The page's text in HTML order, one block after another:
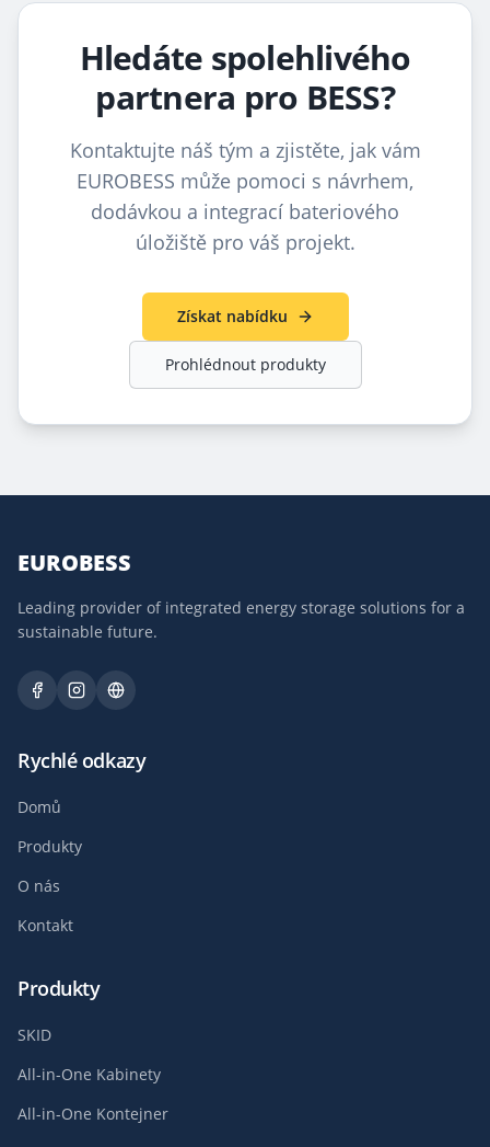
Hledáte spolehlivého
partnera pro BESS?
Kontaktujte náš tým a zjistěte, jak vám
EUROBESS může pomoci s návrhem,
dodávkou a integrací bateriového
úložiště pro váš projekt.
Získat nabídku
Prohlédnout produkty
EUROBESS
Leading provider of integrated energy storage solutions for a
sustainable future.
Rychlé odkazy
Domů
Produkty
O nás
Kontakt
Produkty
SKID
All-in-One Kabinety
All-in-One Kontejner